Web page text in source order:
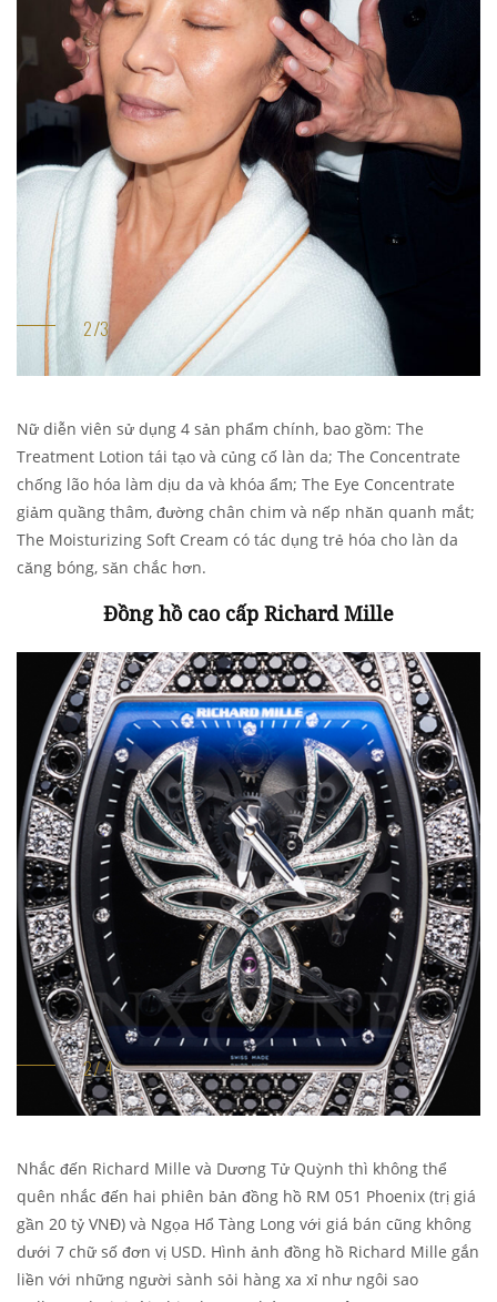
Nữ diễn viên sử dụng 4 sản phẩm chính, bao gồm: The
Treatment Lotion tái tạo và củng cố làn da; The Concentrate
chống lão hóa làm dịu da và khóa ẩm; The Eye Concentrate
giảm quầng thâm, đường chân chim và nếp nhăn quanh mắt;
The Moisturizing Soft Cream có tác dụng trẻ hóa cho làn da
căng bóng, săn chắc hơn.
Đồng hồ cao cấp Richard Mille
Nhắc đến Richard Mille và Dương Tử Quỳnh thì không thể
quên nhắc đến hai phiên bản đồng hồ RM 051 Phoenix (trị giá
gần 20 tỷ VNĐ) và Ngọa Hổ Tàng Long với giá bán cũng không
dưới 7 chữ số đơn vị USD. Hình ảnh đồng hồ Richard Mille gắn
liền với những người sành sỏi hàng xa xỉ như ngôi sao